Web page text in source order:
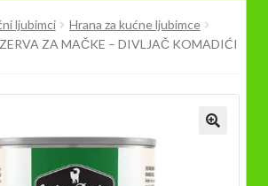
ljubimci
Hrana za kućne ljubimce
ZA MAČKE – DIVLJAČ KOMADIĆI